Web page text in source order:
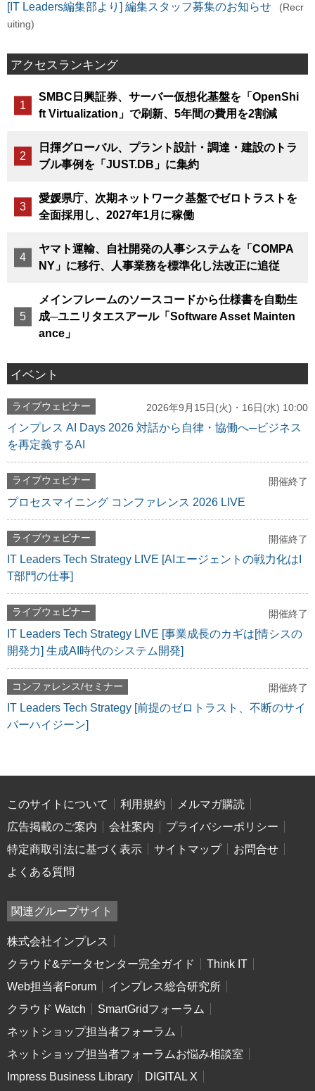
[IT Leaders編集部より] 編集スタッフ募集のお知らせ
(Recr
uiting)
アクセスランキング
SMBC日興証券、サーバー仮想化基盤を「OpenShi
ft Virtualization」で刷新、5年間の費用を2割減
日揮グローバル、プラント設計・調達・建設のトラ
ブル事例を「JUST.DB」に集約
愛媛県庁、次期ネットワーク基盤でゼロトラストを
全面採用し、2027年1月に稼働
ヤマト運輸、自社開発の人事システムを「COMPA
NY」に移行、人事業務を標準化し法改正に追従
メインフレームのソースコードから仕様書を自動生
成─ユニリタエスアール「Software Asset Mainten
ance」
イベント
ライブウェビナー 2026年9月15日(火)・16日(水) 10:00
インプレス AI Days 2026 対話から自律・協働へ─ビジネス
を再定義するAI
ライブウェビナー 開催終了
プロセスマイニング コンファレンス 2026 LIVE
ライブウェビナー 開催終了
IT Leaders Tech Strategy LIVE [AIエージェントの戦力化はI
T部門の仕事]
ライブウェビナー 開催終了
IT Leaders Tech Strategy LIVE [事業成長のカギは[情シスの
開発力] 生成AI時代のシステム開発]
コンファレンス/セミナー 開催終了
IT Leaders Tech Strategy [前提のゼロトラスト、不断のサイ
バーハイジーン]
このサイトについて 利用規約
メルマガ購読
広告掲載のご案内
会社案内
プライバシーポリシー
特定商取引法に基づく表示
サイトマップ
お問合せ
よくある質問
関連グループサイト
株式会社インプレス
クラウド&データセンター完全ガイド
Think IT
Web担当者Forum
インプレス総合研究所
クラウド Watch
SmartGridフォーラム
ネットショップ担当者フォーラム
ネットショップ担当者フォーラムお悩み相談室
Impress Business Library
DIGITAL X